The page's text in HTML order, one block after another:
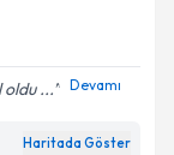
... Devamı
Haritada Göster